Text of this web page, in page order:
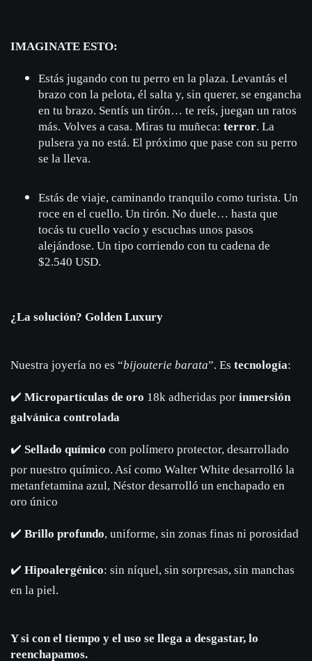
IMAGINATE ESTO:
Estás jugando con tu perro en la plaza. Levantás el
brazo con la pelota, él salta y, sin querer, se engancha
en tu brazo. Sentís un tirón… te reís, juegan un ratos
más. Volves a casa. Miras tu muñeca: terror. La
pulsera ya no está. El próximo que pase con su perro
se la lleva.
Estás de viaje, caminando tranquilo como turista. Un
roce en el cuello. Un tirón. No duele… hasta que
tocás tu cuello vacío y escuchas unos pasos
alejándose. Un tipo corriendo con tu cadena de
$2.540 USD.
¿La solución? Golden Luxury
Nuestra joyería no es “bijouterie barata”. Es tecnología:
✔️ Micropartículas de oro 18k adheridas por inmersión
galvánica controlada
✔️ Sellado químico con polímero protector, desarrollado
por nuestro químico. Así como Walter White desarrolló la
metanfetamina azul, Néstor desarrolló un enchapado en
oro único
✔️ Brillo profundo, uniforme, sin zonas finas ni porosidad
✔️ Hipoalergénico: sin níquel, sin sorpresas, sin manchas
en la piel.
Y si con el tiempo y el uso se llega a desgastar, lo
reenchapamos.